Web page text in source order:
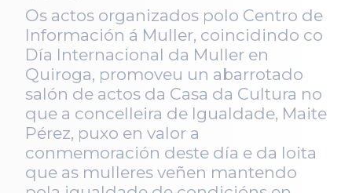
Os actos organizados polo Centro de
Información á Muller, coincidindo co
Día Internacional da Muller en
Quiroga, promoveu un abarrotado
salón de actos da Casa da Cultura no
que a concelleira de Igualdade, Maite
Pérez, puxo en valor a
conmemoración deste día e da loita
que as mulleres veñen mantendo